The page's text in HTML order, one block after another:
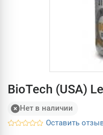
BioTech (USA)
Нет в наличии
Оставить